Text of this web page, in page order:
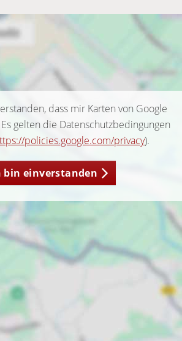
dass mir Karten von Google
gelten die Datenschutzbedingungen
policies.google.com/privacy).
bin einverstanden